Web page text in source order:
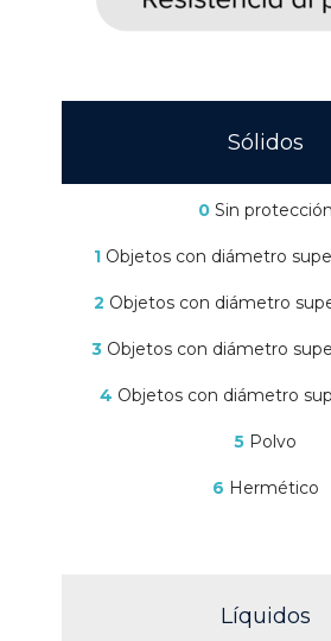
Sólidos
0 Sin protección
1 Objetos con diámetro
2 Objetos con diámetro
3 Objetos con diámetro
4 Objetos con diámetro
5 Polvo
6 Hermético
Líquidos